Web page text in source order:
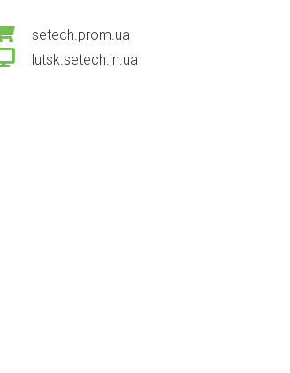
setech.prom.ua
lutsk.setech.in.ua